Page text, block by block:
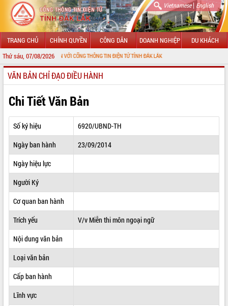
Vietnamese| English
TRANG CHỦ CHÍNH QUYỀN CÔNG DÂN DOANH NGHIỆP DU KHÁCH
Thứ sáu, 07/08/2026
MỪNG ĐẾN VỚI CỔNG THÔNG TIN ĐIỆN TỬ TỈNH ĐẮK LẮK
GIỚI THIỆU
LÃNH ĐẠO UBND TỈNH
TIN TỨC SỰ KIỆN
SỞ, BAN, NGÀNH
THÔNG TIN CHỈ ĐẠO ĐIỀU HÀNH
HỆ THỐNG VĂN BẢN
VĂN BẢN HĐND TỈNH
ĐIỂM TIN VĂN BẢN
QUY HOẠCH - KẾ HOẠCH
VĂN BẢN CHỈ ĐẠO ĐIỀU HÀNH
Chi Tiết Văn Bản
Số ký hiệu
6920/UBND-TH
Ngày ban hành
23/09/2014
Ngày hiệu lực
Người Ký
Cơ quan ban hành
Trích yếu
V/v Miễn thi môn ngoại ngữ
Nội dung văn bản
Loại văn bản
Cấp ban hành
Lĩnh vực